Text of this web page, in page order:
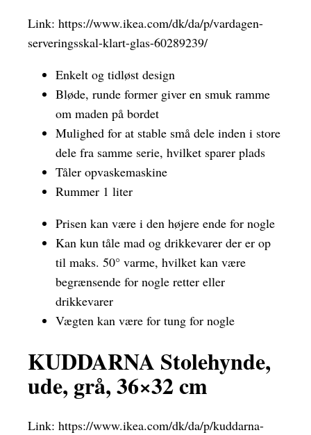
Link: https://www.ikea.com/dk/da/p/vardagen-
serveringsskal-klart-glas-60289239/
Enkelt og tidløst design
Bløde, runde former giver en smuk ramme
om maden på bordet
Mulighed for at stable små dele inden i store
dele fra samme serie, hvilket sparer plads
Tåler opvaskemaskine
Rummer 1 liter
Prisen kan være i den højere ende for nogle
Kan kun tåle mad og drikkevarer der er op
til maks. 50° varme, hvilket kan være
begrænsende for nogle retter eller
drikkevarer
Vægten kan være for tung for nogle
KUDDARNA Stolehynde,
ude, grå, 36×32 cm
Link: https://www.ikea.com/dk/da/p/kuddarna-